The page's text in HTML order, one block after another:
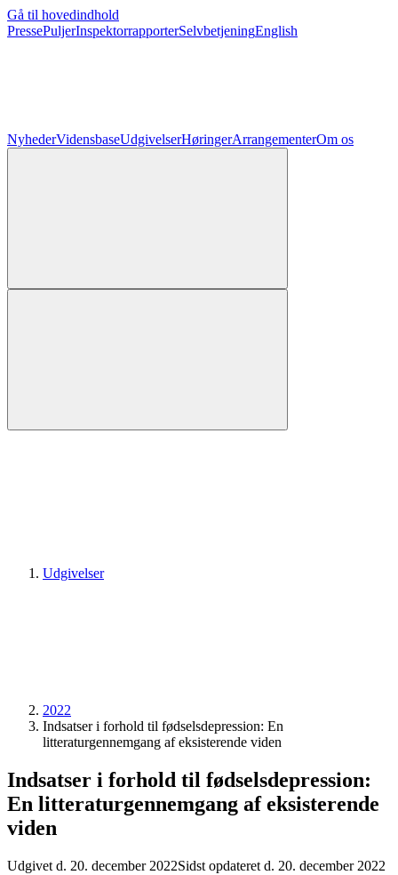
Gå til hovedindhold
PressePuljerInspektorrapporterSelvbetjeningEnglish
NyhederVidensbaseUdgivelserHøringerArrangementerOm os
Udgivelser
2022
Indsatser i forhold til fødselsdepression: En
litteraturgennemgang af eksisterende viden
Indsatser i forhold til fødselsdepression:
En litteraturgennemgang af eksisterende
viden
Udgivet d. 20. december 2022Sidst opdateret d. 20. december 2022